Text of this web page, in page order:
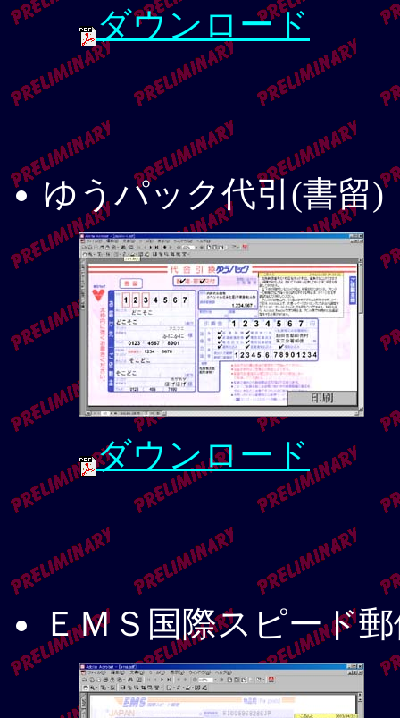
ダウンロード
ゆうパック代引(書留)
ダウンロード
ＥＭＳ国際スピード